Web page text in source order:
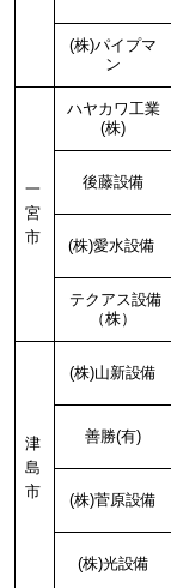
(株)パイプマ
ン
一
宮
市
ハヤカワ工業
(株)
後藤設備
(株)愛水設備
テクアス設備
（株）
津
島
市
(株)山新設備
善勝(有)
(株)菅原設備
(株)光設備